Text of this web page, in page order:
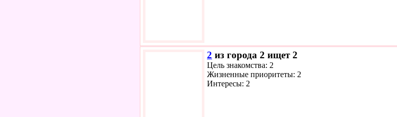
2 из города 2 ищет 2
Цель знакомства: 2
Жизненные приоритеты: 2
Интересы: 2